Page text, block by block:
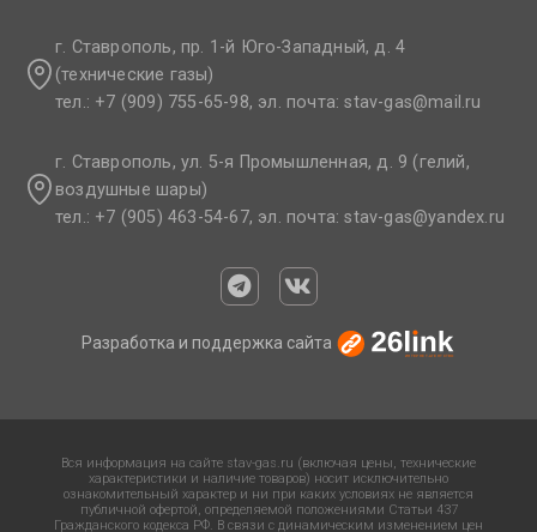
г. Ставрополь, пр. 1-й Юго-Западный, д. 4
(технические газы)
тел.: +7 (909) 755-65-98, эл. почта: stav-gas@mail.ru​
г. Ставрополь, ул. 5-я Промышленная, д. 9 (гелий,
воздушные шары)
тел.: +7 (905) 463-54-67, эл. почта: stav-gas@yandex.ru​
Разработка и поддержка сайта
Вся информация на сайте stav-gas.ru (включая цены, технические
характеристики и наличие товаров) носит исключительно
ознакомительный характер и ни при каких условиях не является
публичной офертой, определяемой положениями Статьи 437
Гражданского кодекса РФ. В связи с динамическим изменением цен